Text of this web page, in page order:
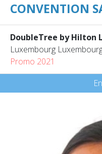
CONVENTION
DoubleTree by Hilton
Luxembourg
Promo 2021